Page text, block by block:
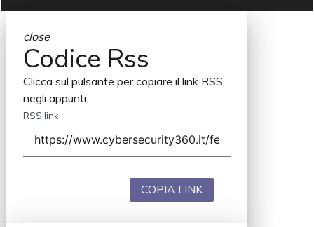
close
Codice Rss
Clicca sul pulsante per copiare il link RSS
negli appunti.
RSS link
COPIA LINK